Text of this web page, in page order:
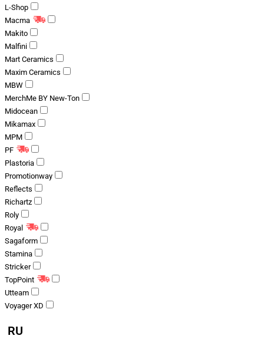
L-Shop
Macma
Makito
Malfini
Mart Ceramics
Maxim Ceramics
MBW
MerchMe BY New-Ton
Midocean
Mikamax
MPM
PF
Plastoria
Promotionway
Reflects
Richartz
Roly
Royal
Sagaform
Stamina
Stricker
TopPoint
Utteam
Voyager XD
RU